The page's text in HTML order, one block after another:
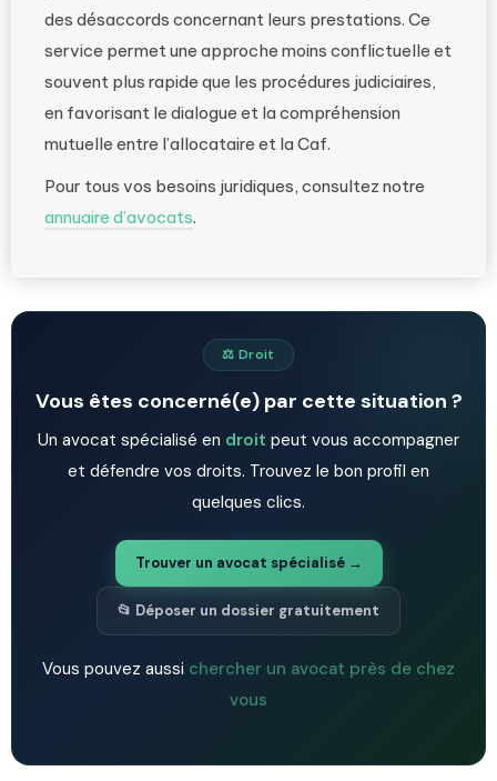
des désaccords concernant leurs prestations. Ce
service permet une approche moins conflictuelle et
souvent plus rapide que les procédures judiciaires,
en favorisant le dialogue et la compréhension
mutuelle entre l’allocataire et la Caf.
Pour tous vos besoins juridiques, consultez notre
annuaire d’avocats.
⚖️ Droit
Vous êtes concerné(e) par cette situation ?
Un avocat spécialisé en droit peut vous accompagner
et défendre vos droits. Trouvez le bon profil en
quelques clics.
Trouver un avocat spécialisé →
📂 Déposer un dossier gratuitement
Vous pouvez aussi chercher un avocat près de chez
vous